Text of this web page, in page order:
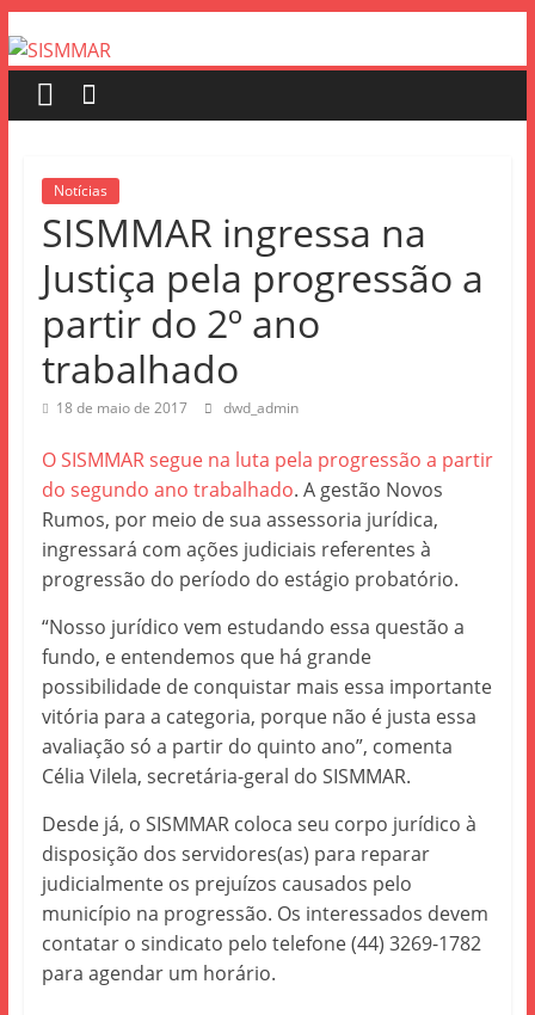
Notícias
SISMMAR ingressa na
Justiça pela progressão a
partir do 2º ano
trabalhado
18 de maio de 2017 dwd_admin
O SISMMAR segue na luta pela progressão a partir
do segundo ano trabalhado. A gestão Novos
Rumos, por meio de sua assessoria jurídica,
ingressará com ações judiciais referentes à
progressão do período do estágio probatório.
“Nosso jurídico vem estudando essa questão a
fundo, e entendemos que há grande
possibilidade de conquistar mais essa importante
vitória para a categoria, porque não é justa essa
avaliação só a partir do quinto ano”, comenta
Célia Vilela, secretária-geral do SISMMAR.
Desde já, o SISMMAR coloca seu corpo jurídico à
disposição dos servidores(as) para reparar
judicialmente os prejuízos causados pelo
município na progressão. Os interessados devem
contatar o sindicato pelo telefone (44) 3269-1782
para agendar um horário.